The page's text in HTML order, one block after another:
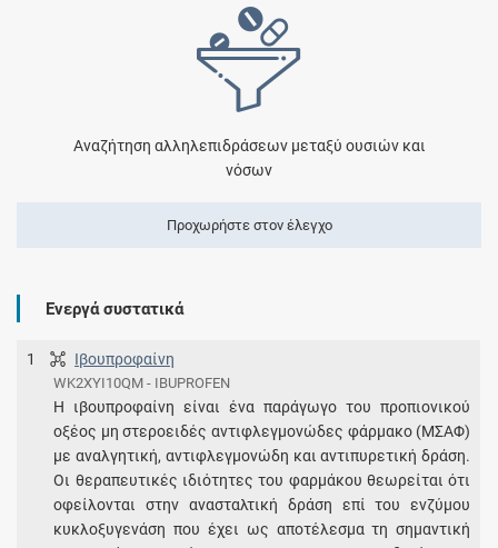
Αναζήτηση αλληλεπιδράσεων μεταξύ ουσιών και
νόσων
Προχωρήστε στον έλεγχο
Ενεργά συστατικά
1 Ιβουπροφαίνη
WK2XYI10QM - IBUPROFEN
Η ιβουπροφαίνη είναι ένα παράγωγο του προπιονικού
οξέος μη στεροειδές αντιφλεγμονώδες φάρμακο (ΜΣΑΦ)
με αναλγητική, αντιφλεγμονώδη και αντιπυρετική δράση.
Οι θεραπευτικές ιδιότητες του φαρμάκου θεωρείται ότι
οφείλονται στην ανασταλτική δράση επί του ενζύμου
κυκλοξυγενάση που έχει ως αποτέλεσμα τη σημαντική